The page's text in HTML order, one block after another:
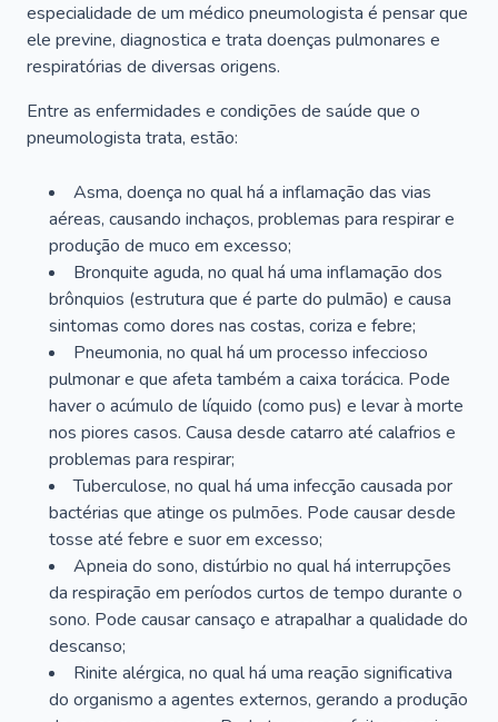
especialidade de um médico pneumologista é pensar que
ele previne, diagnostica e trata doenças pulmonares e
respiratórias de diversas origens.
Entre as enfermidades e condições de saúde que o
pneumologista trata, estão:
Asma, doença no qual há a inflamação das vias
aéreas, causando inchaços, problemas para respirar e
produção de muco em excesso;
Bronquite aguda, no qual há uma inflamação dos
brônquios (estrutura que é parte do pulmão) e causa
sintomas como dores nas costas, coriza e febre;
Pneumonia, no qual há um processo infeccioso
pulmonar e que afeta também a caixa torácica. Pode
haver o acúmulo de líquido (como pus) e levar à morte
nos piores casos. Causa desde catarro até calafrios e
problemas para respirar;
Tuberculose, no qual há uma infecção causada por
bactérias que atinge os pulmões. Pode causar desde
tosse até febre e suor em excesso;
Apneia do sono, distúrbio no qual há interrupções
da respiração em períodos curtos de tempo durante o
sono. Pode causar cansaço e atrapalhar a qualidade do
descanso;
Rinite alérgica, no qual há uma reação significativa
do organismo a agentes externos, gerando a produção